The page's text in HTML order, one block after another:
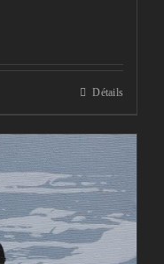
Détails